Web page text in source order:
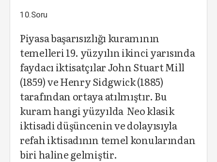
10.Soru
Piyasa başarısızlığı kuramının
temelleri 19. yüzyılın ikinci yarısında
faydacı iktisatçılar John Stuart Mill
(1859) ve Henry Sidgwick (1885)
tarafından ortaya atılmıştır. Bu
kuram hangi yüzyılda Neo klasik
iktisadi düşüncenin ve dolayısıyla
refah iktisadının temel konularından
biri haline gelmiştir.